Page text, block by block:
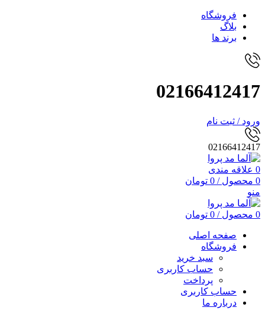
فروشگاه
بلاگ
برند ها
02166412417
ورود / ثبت نام
02166412417
0 علاقه مندی
0 محصول /
0 تومان
منو
0 محصول /
0 تومان
صفحه اصلی
فروشگاه
سبد خرید
حساب کاربری
پرداخت
حساب کاربری
درباره ما